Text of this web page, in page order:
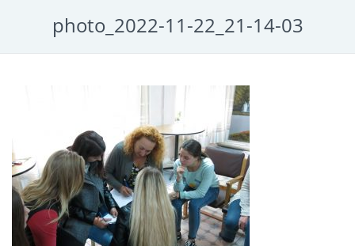
photo_2022-11-22_21-14-03